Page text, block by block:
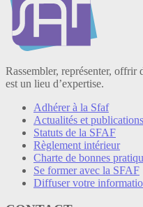
Rassembler, représenter,
est un lieu d’expertise.
Adhérer à la Sfaf
Actualités et publications
Statuts de la SFAF
Règlement intérieur
Charte de bonnes
Se former avec la SFAF
Diffuser votre